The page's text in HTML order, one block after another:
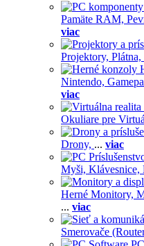
Pamäte RAM,
viac
Projektory, Plátna,
Nintendo,
viac
Okuliare pre
Drony, ... viac
Myši, Klávesnice,
Herné Monitory,
... viac
Smerovače